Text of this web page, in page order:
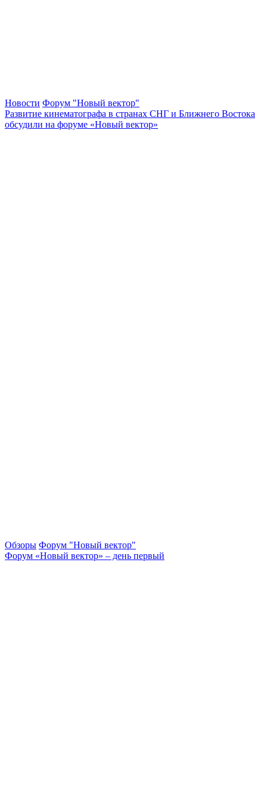
Новости Форум "Новый вектор"
Развитие кинематографа в странах СНГ и Ближнего Востока
обсудили на форуме «Новый вектор»
Обзоры Форум "Новый вектор"
Форум «Новый вектор» – день первый